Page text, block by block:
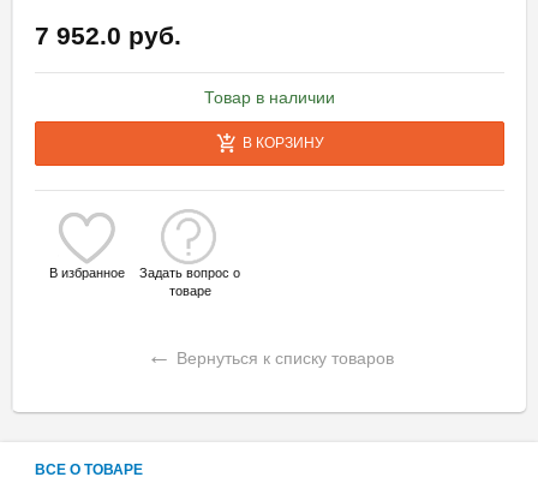
7 952.0 руб.
Товар в наличии
В КОРЗИНУ
В избранное
Задать вопрос о
товаре
← Вернуться к списку товаров
ВСЕ О ТОВАРЕ